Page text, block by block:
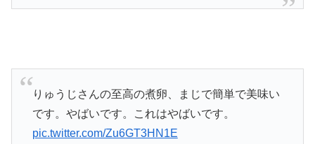
りゅうじさんの至高の煮卵、まじで簡単で美味い
です。やばいです。これはやばいです。
pic.twitter.com/Zu6GT3HN1E